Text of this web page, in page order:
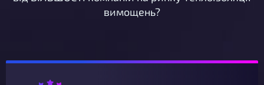
вимощень?